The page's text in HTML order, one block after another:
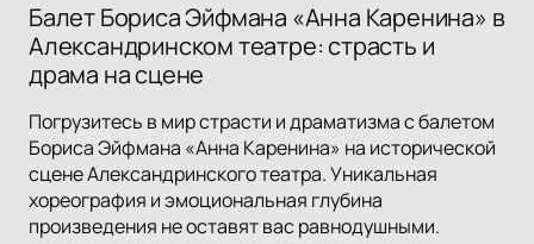
Балет Бориса Эйфмана «Анна Каренина» в
Александринском театре: страсть и
драма на сцене
Погрузитесь в мир страсти и драматизма с балетом
Бориса Эйфмана «Анна Каренина» на исторической
сцене Александринского театра. Уникальная
хореография и эмоциональная глубина
произведения не оставят вас равнодушными.